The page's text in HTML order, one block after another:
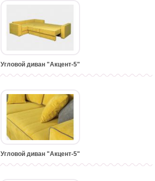
Угловой диван "Акцент-5"
Угловой диван "Акцент-5"